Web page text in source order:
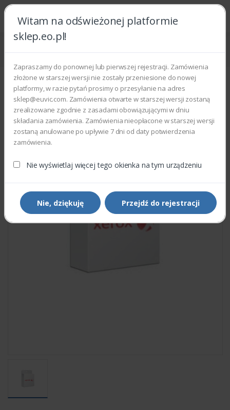
Witam na odświeżonej platformie
sklep.eo.pl!
Zapraszamy do ponownej lub pierwszej rejestracji. Zamówienia
złożone w starszej wersji nie zostały przeniesione do nowej
platformy, w razie pytań prosimy o przesyłanie na adres
sklep@euvic.com. Zamówienia otwarte w starszej wersji zostaną
zrealizowane zgodnie z zasadami obowiązującymi w dniu
składania zamówienia. Zamówienia nieopłacone w starszej wersji
zostaną anulowane po upływie 7 dni od daty potwierdzenia
zamówienia.
Nie wyświetlaj więcej tego okienka na tym urządzeniu
Nie, dziękuję Przejdź do rejestracji
Strona główna Części zamienne